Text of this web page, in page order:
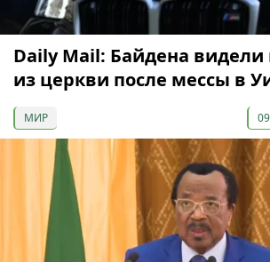
Daily Mail: Байдена
из церкви после мессы в
МИР